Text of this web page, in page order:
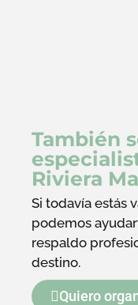
También
Riviera
Si todavía estás
podemos
respaldo
destino.
Quiero